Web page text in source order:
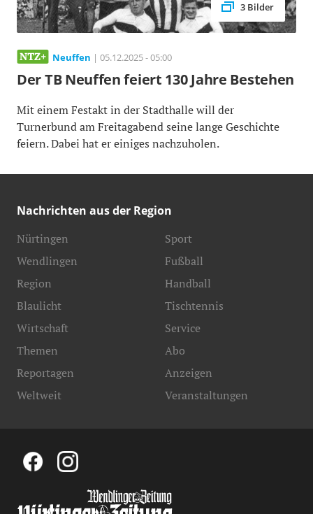
3 Bilder
Neuffen | 05.12.2025 - 05:00
Der TB Neuffen feiert 130 Jahre Bestehen
Mit einem Festakt in der Stadthalle will der
Turnerbund am Freitagabend seine lange Geschichte
feiern. Dabei hat er einiges nachzuholen.
Nachrichten aus der Region
Nürtingen
Wendlingen
Region
Blaulicht
Sport
Fußball
Handball
Tischtennis
Wirtschaft
Themen
Reportagen
Weltweit
Service
Abo
Anzeigen
Veranstaltungen